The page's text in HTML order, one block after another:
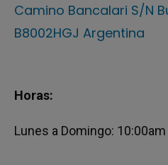
Camino Bancalari S/N
B8002HGJ Argentina
Horas:
Lunes a Domingo: